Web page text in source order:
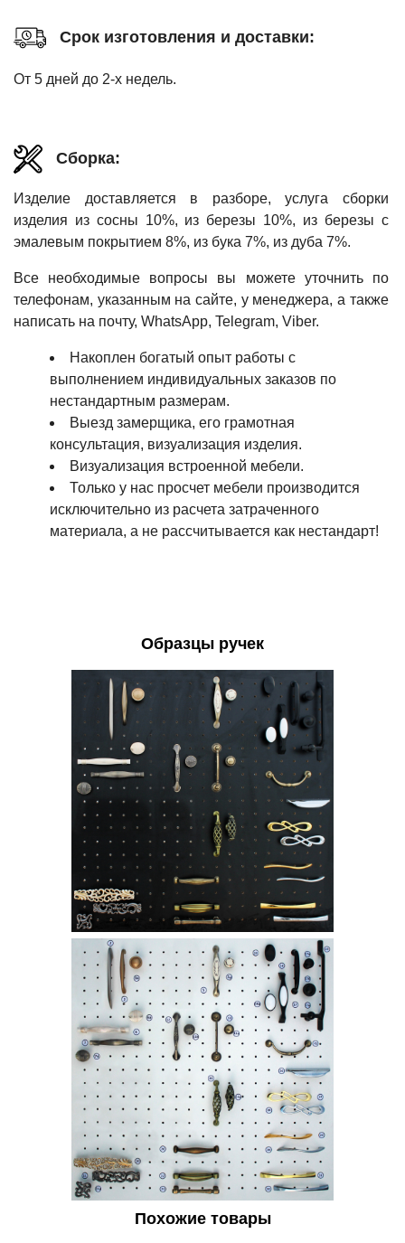
Срок изготовления и доставки:
От 5 дней до 2-х недель.
Сборка:
Изделие доставляется в разборе, услуга сборки
изделия из сосны 10%, из березы 10%, из березы с
эмалевым покрытием 8%, из бука 7%, из дуба 7%.
Все необходимые вопросы вы можете уточнить по
телефонам, указанным на сайте, у менеджера, а также
написать на почту, WhatsApp, Telegram, Viber.
Накоплен богатый опыт работы с
выполнением индивидуальных заказов по
нестандартным размерам.
Выезд замерщика, его грамотная
консультация, визуализация изделия.
Визуализация встроенной мебели.
Только у нас просчет мебели производится
исключительно из расчета затраченного
материала, а не рассчитывается как нестандарт!
Образцы ручек
Похожие товары